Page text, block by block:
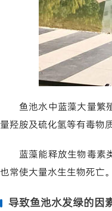
鱼池水中蓝藻大量繁
量羟胺及硫化氢等有毒物
蓝藻能释放生物毒素
也常使大量水生生物死亡。
导致鱼池水发绿的因